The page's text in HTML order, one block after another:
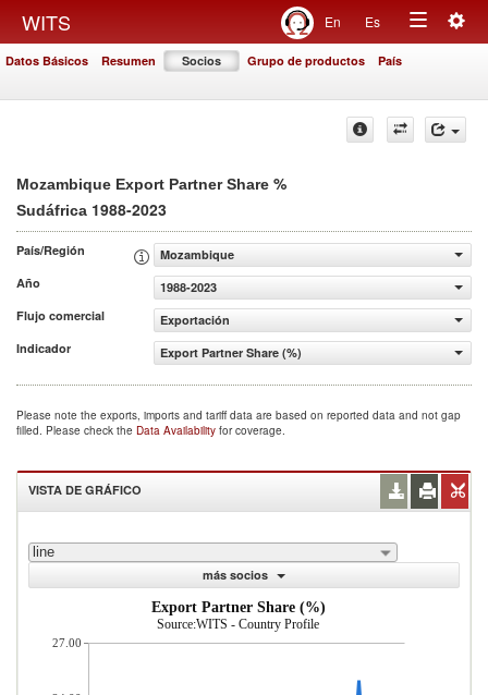
WITS En Es
Toggle
Datos Básicos Resumen Socios Grupo de productos País
Mozambique Export Partner Share %
Sudáfrica 1988-2023
País/Región
Mozambique
Año
1988-2023
Flujo comercial
Exportación
Indicador
Export Partner Share (%)
Please note the exports, imports and tariff data are based on reported data and not gap
filled. Please check the Data Availability for coverage.
VISTA DE GRÁFICO
line
más socios
Export Partner Share (%)
Source:WITS - Country Profile
27.00